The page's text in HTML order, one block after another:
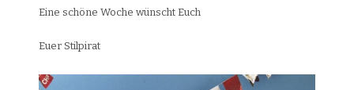
Eine schöne Woche wünscht Euch
Euer Stilpirat